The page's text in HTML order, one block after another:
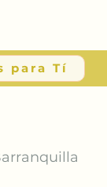
para Tí